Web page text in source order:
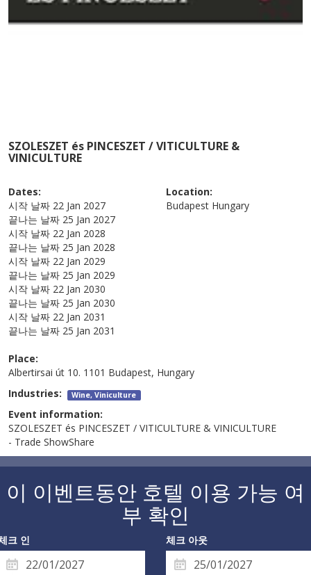
SZOLESZET és PINCESZET / VITICULTURE &
VINICULTURE
Dates:
시작 날짜 22 Jan 2027
끝나는 날짜 25 Jan 2027
시작 날짜 22 Jan 2028
끝나는 날짜 25 Jan 2028
시작 날짜 22 Jan 2029
끝나는 날짜 25 Jan 2029
시작 날짜 22 Jan 2030
끝나는 날짜 25 Jan 2030
시작 날짜 22 Jan 2031
끝나는 날짜 25 Jan 2031
Location:
Budapest Hungary
Place:
Albertirsai út 10. 1101 Budapest, Hungary
Industries: Wine, Viniculture
Event information:
SZOLESZET és PINCESZET / VITICULTURE & VINICULTURE
- Trade ShowShare
이 이벤트동안 호텔 이용 가능 여
부 확인
크 인 체크 아웃